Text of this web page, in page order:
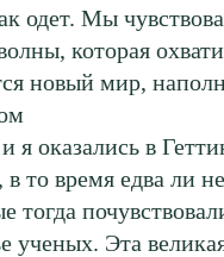
одет. Мы
которая
новый мир,
я оказались в
то время едва ли
Эта